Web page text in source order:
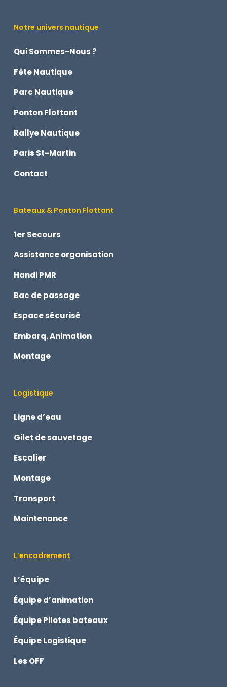
Notre univers nautique
Qui Sommes-Nous ?
Fête Nautique
Parc Nautique
Ponton Flottant
Rallye Nautique
Paris St-Martin
Contact
Bateaux & Ponton Flottant
1er Secours
Assistance organisation
Handi PMR
Bac de passage
Espace sécurisé
Embarq. Animation
Montage
Logistique
Ligne d’eau
Gilet de sauvetage
Escalier
Montage
Transport
Maintenance
L’encadrement
L’équipe
Équipe d’animation
Équipe Pilotes bateaux
Équipe Logistique
Les OFF